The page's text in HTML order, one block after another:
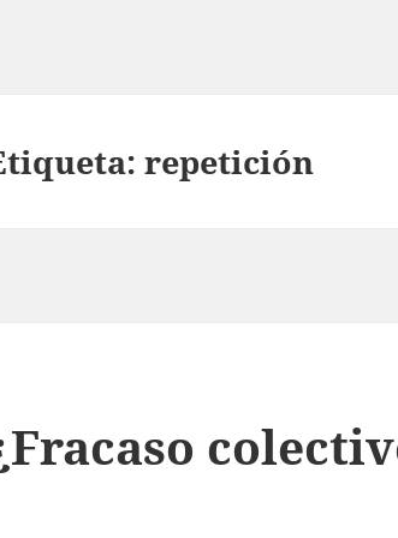
repetición